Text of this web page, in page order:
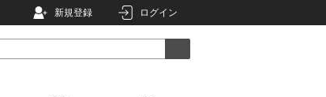
新規登録 ログイン